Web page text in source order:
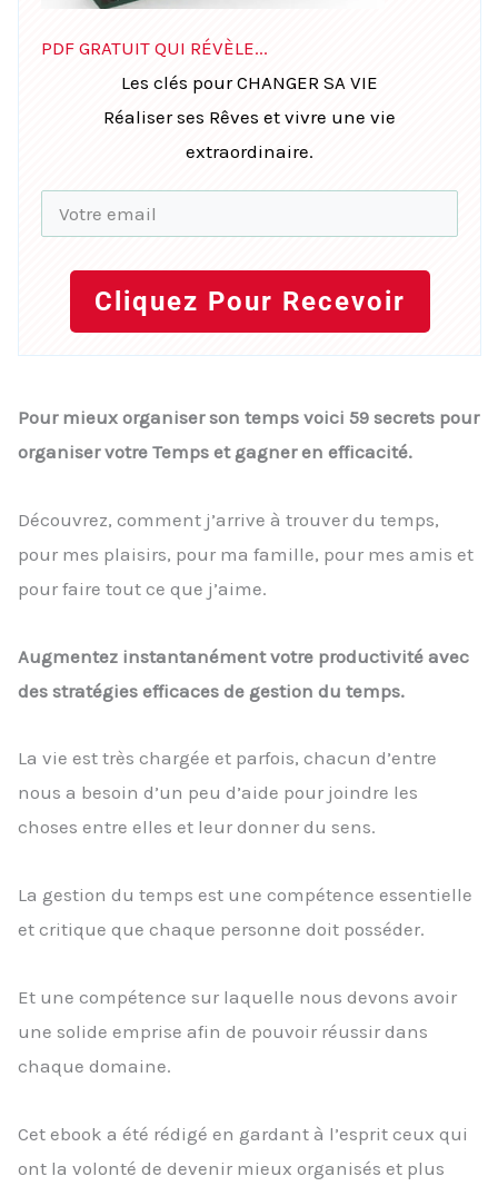
PDF GRATUIT QUI RÉVÈLE...
Les clés pour CHANGER SA VIE
Réaliser ses Rêves et vivre une vie
extraordinaire.
Cliquez Pour Recevoir
Pour mieux organiser son temps voici 59 secrets pour
organiser votre Temps et gagner en efficacité.
Découvrez, comment j’arrive à trouver du temps,
pour mes plaisirs, pour ma famille, pour mes amis et
pour faire tout ce que j’aime.
Augmentez instantanément votre productivité avec
des stratégies efficaces de gestion du temps.
La vie est très chargée et parfois, chacun d’entre
nous a besoin d’un peu d’aide pour joindre les
choses entre elles et leur donner du sens.
La gestion du temps est une compétence essentielle
et critique que chaque personne doit posséder.
Et une compétence sur laquelle nous devons avoir
une solide emprise afin de pouvoir réussir dans
chaque domaine.
Cet ebook a été rédigé en gardant à l’esprit ceux qui
ont la volonté de devenir mieux organisés et plus